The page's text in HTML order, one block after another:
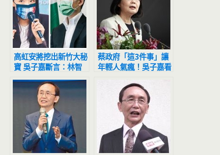
高虹安將挖出新竹大秘
寶 吳子嘉斷言：林智
堅恐為這事拼到底
蔡政府「這3件事」讓
年輕人氣瘋！吳子嘉看
完民調嚇壞了